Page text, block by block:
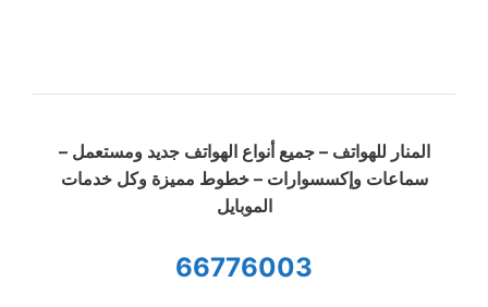
المنار للهواتف – جميع أنواع الهواتف جديد ومستعمل –
سماعات وإكسسوارات – خطوط مميزة وكل خدمات
الموبايل
66776003